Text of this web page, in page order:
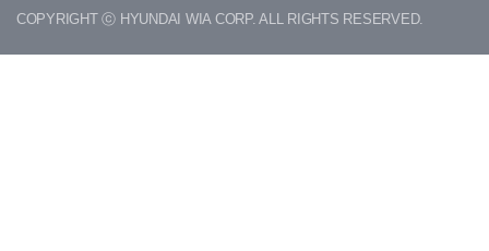
COPYRIGHT ⓒ HYUNDAI WIA CORP. ALL RIGHTS RESERVED.